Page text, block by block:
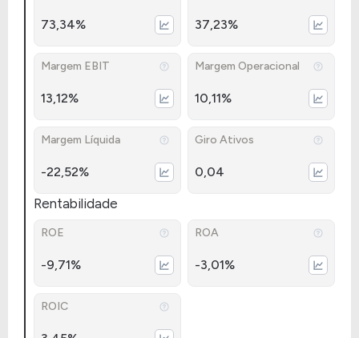
73,34% 37,23%
Margem EBIT
13,12%
Margem Operacional
10,11%
Margem Líquida
-22,52%
Giro Ativos
0,04
Rentabilidade
ROE
-9,71%
ROA
-3,01%
ROIC